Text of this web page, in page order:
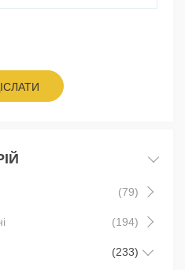
(79)
(194)
(233)